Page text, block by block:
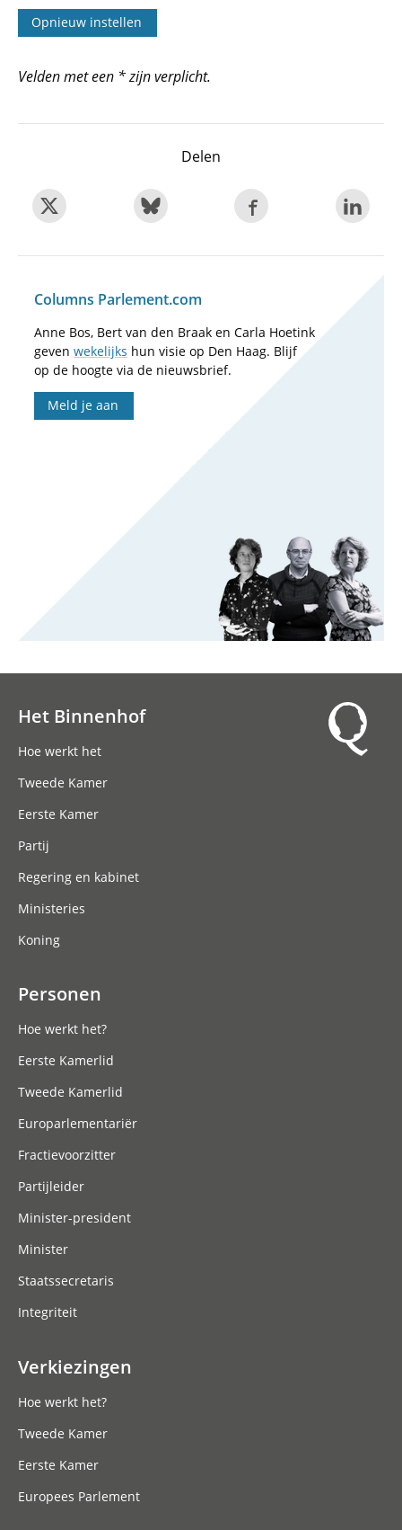
Velden met een * zijn verplicht.
Delen
Columns Parlement.com
Anne Bos, Bert van den Braak en Carla Hoetink
geven wekelijks hun visie op Den Haag. Blijf
op de hoogte via de nieuwsbrief.
Meld je aan
Het Binnenhof
Hoe werkt het
Tweede Kamer
Eerste Kamer
Partij
Regering en kabinet
Ministeries
Koning
Personen
Hoe werkt het?
Eerste Kamerlid
Tweede Kamerlid
Europarlementariër
Fractievoorzitter
Partijleider
Minister-president
Minister
Staatssecretaris
Integriteit
Verkiezingen
Hoe werkt het?
Tweede Kamer
Eerste Kamer
Europees Parlement